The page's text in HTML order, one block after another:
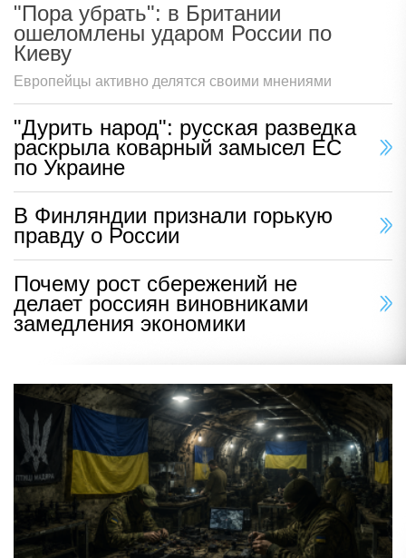
"Пора убрать": в Британии
ошеломлены ударом России по
Киеву
Европейцы активно делятся своими мнениями
"Дурить народ": русская разведка
раскрыла коварный замысел ЕС
по Украине
В Финляндии признали горькую
правду о России
Почему рост сбережений не
делает россиян виновниками
замедления экономики